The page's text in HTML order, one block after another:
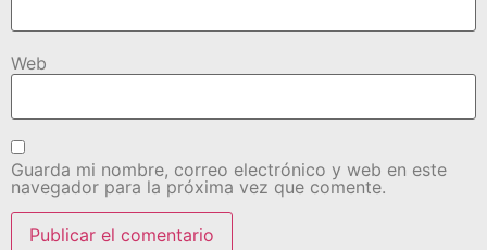
Web
Guarda mi nombre, correo electrónico y web en este
navegador para la próxima vez que comente.